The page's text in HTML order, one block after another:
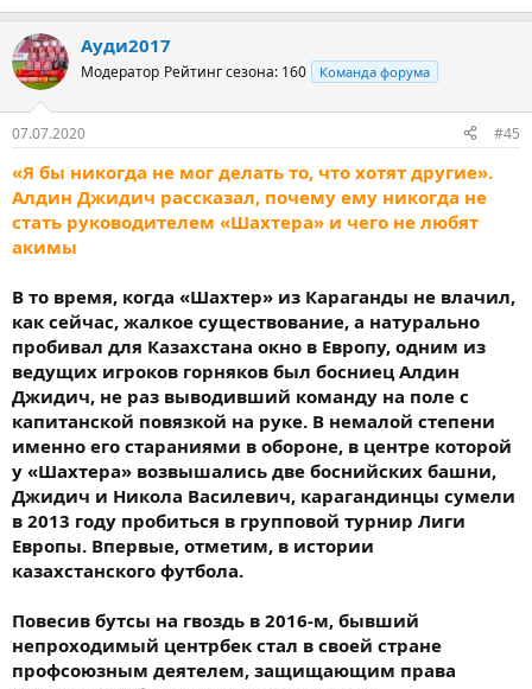
Ауди2017
Модератор Рейтинг сезона: 160 Команда форума
07.07.2020 #45
«Я бы никогда не мог делать то, что хотят другие».
Алдин Джидич рассказал, почему ему никогда не
стать руководителем «Шахтера» и чего не любят
акимы
В то время, когда «Шахтер» из Караганды не влачил,
как сейчас, жалкое существование, а натурально
пробивал для Казахстана окно в Европу, одним из
ведущих игроков горняков был босниец Алдин
Джидич, не раз выводивший команду на поле с
капитанской повязкой на руке. В немалой степени
именно его стараниями в обороне, в центре которой
у «Шахтера» возвышались две боснийских башни,
Джидич и Никола Василевич, карагандинцы сумели
в 2013 году пробиться в групповой турнир Лиги
Европы. Впервые, отметим, в истории
казахстанского футбола.
Повесив бутсы на гвоздь в 2016-м, бывший
непроходимый центрбек стал в своей стране
профсоюзным деятелем, защищающим права